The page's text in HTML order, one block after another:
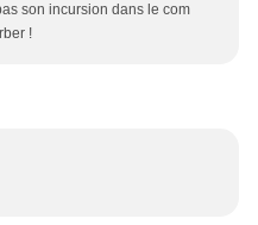
son incursion dans le com
!